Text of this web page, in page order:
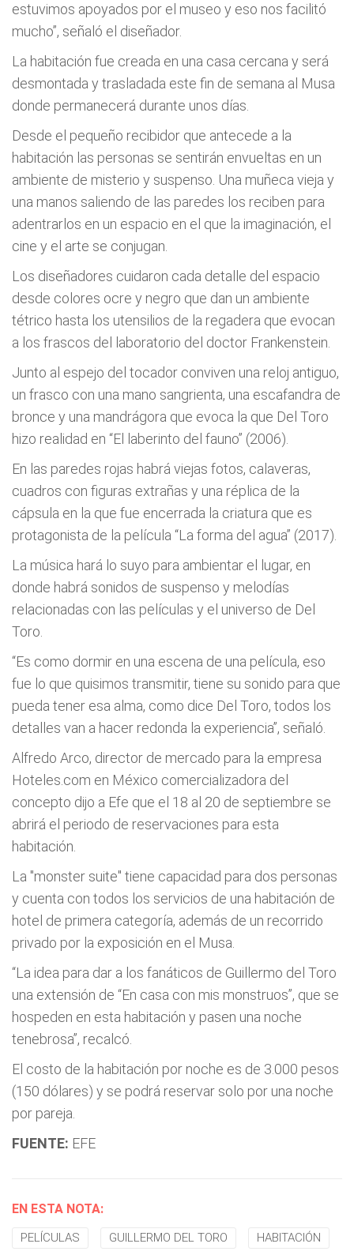
estuvimos apoyados por el museo y eso nos facilitó
mucho”, señaló el diseñador.
La habitación fue creada en una casa cercana y será
desmontada y trasladada este fin de semana al Musa
donde permanecerá durante unos días.
Desde el pequeño recibidor que antecede a la
habitación las personas se sentirán envueltas en un
ambiente de misterio y suspenso. Una muñeca vieja y
una manos saliendo de las paredes los reciben para
adentrarlos en un espacio en el que la imaginación, el
cine y el arte se conjugan.
Los diseñadores cuidaron cada detalle del espacio
desde colores ocre y negro que dan un ambiente
tétrico hasta los utensilios de la regadera que evocan
a los frascos del laboratorio del doctor Frankenstein.
Junto al espejo del tocador conviven una reloj antiguo,
un frasco con una mano sangrienta, una escafandra de
bronce y una mandrágora que evoca la que Del Toro
hizo realidad en “El laberinto del fauno” (2006).
En las paredes rojas habrá viejas fotos, calaveras,
cuadros con figuras extrañas y una réplica de la
cápsula en la que fue encerrada la criatura que es
protagonista de la película “La forma del agua” (2017).
La música hará lo suyo para ambientar el lugar, en
donde habrá sonidos de suspenso y melodías
relacionadas con las películas y el universo de Del
Toro.
“Es como dormir en una escena de una película, eso
fue lo que quisimos transmitir, tiene su sonido para que
pueda tener esa alma, como dice Del Toro, todos los
detalles van a hacer redonda la experiencia”, señaló.
Alfredo Arco, director de mercado para la empresa
Hoteles.com en México comercializadora del
concepto dijo a Efe que el 18 al 20 de septiembre se
abrirá el periodo de reservaciones para esta
habitación.
La "monster suite" tiene capacidad para dos personas
y cuenta con todos los servicios de una habitación de
hotel de primera categoría, además de un recorrido
privado por la exposición en el Musa.
“La idea para dar a los fanáticos de Guillermo del Toro
una extensión de “En casa con mis monstruos”, que se
hospeden en esta habitación y pasen una noche
tenebrosa”, recalcó.
El costo de la habitación por noche es de 3.000 pesos
(150 dólares) y se podrá reservar solo por una noche
por pareja.
FUENTE: EFE
EN ESTA NOTA:
PELÍCULAS GUILLERMO DEL TORO HABITACIÓN